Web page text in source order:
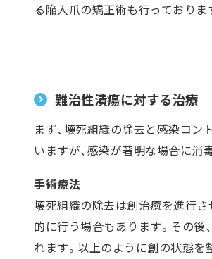
る陥入爪の矯正術も行っておりま
難治性潰瘍に対する治療
まず、壊死組織の除去と感染コ
いますが、感染が著明な場合に
手術療法
壊死組織の除去は創治癒を進行
的に行う場合もあります。その後
れます。以上のように創の状態